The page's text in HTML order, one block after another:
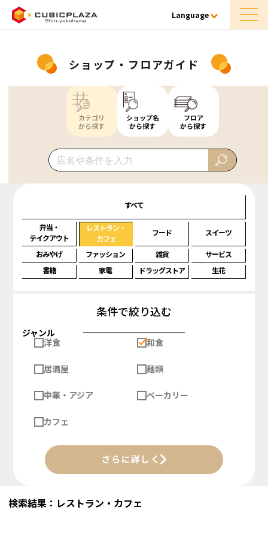
Language
ショップ・フロアガイド
カテゴリ
から探す
ショップ名
から探す
フロア
から探す
すべて
弁当・
テイクアウト
レストラン・
カフェ
フード スイーツ
おみやげ ファッション 雑貨
サービス
書籍
家電 ドラッグストア 生花
条件で絞り込む
ジャンル
洋食
和食
居酒屋 麺類
中華・アジア ベーカリー
カフェ
さらに詳しく
検索結果：レストラン・カフェ